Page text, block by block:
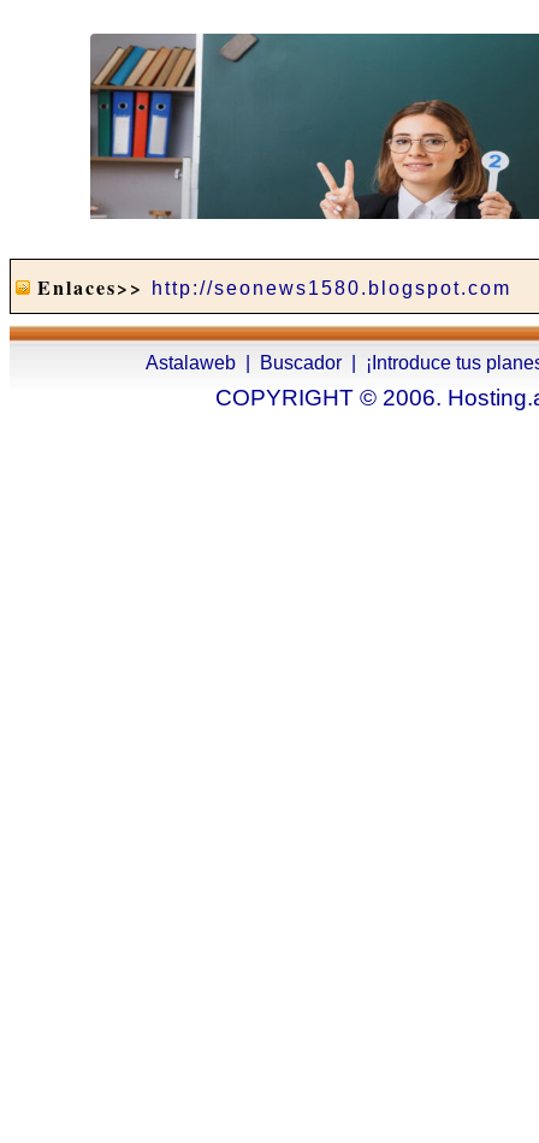
Enlaces>> http://seonews1580.blogspot.com
Astalaweb Buscador ¡Introduce tus
COPYRIGHT © 2006.